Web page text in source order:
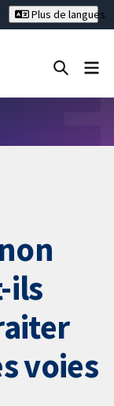
Plus de langues
ils
voies